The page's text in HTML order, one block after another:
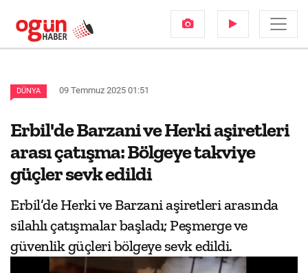
DÜNYA 09 Temmuz 2025 01:51
Erbil'de Barzani ve Herki aşiretleri
arası çatışma: Bölgeye takviye
güçler sevk edildi
Erbil’de Herki ve Barzani aşiretleri arasında
silahlı çatışmalar başladı; Peşmerge ve
güvenlik güçleri bölgeye sevk edildi.